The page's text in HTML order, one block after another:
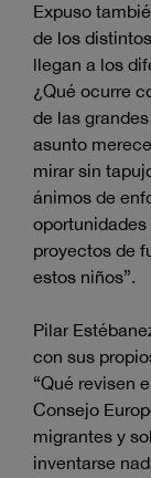
Expuso
de los
llegan a los
¿Qué ocurre
de las
asunto
mirar sin
ánimos de
proyectos de
estos niños”.
Pilar
con sus
“Qué revisen
Consejo
migrantes y
inventarse